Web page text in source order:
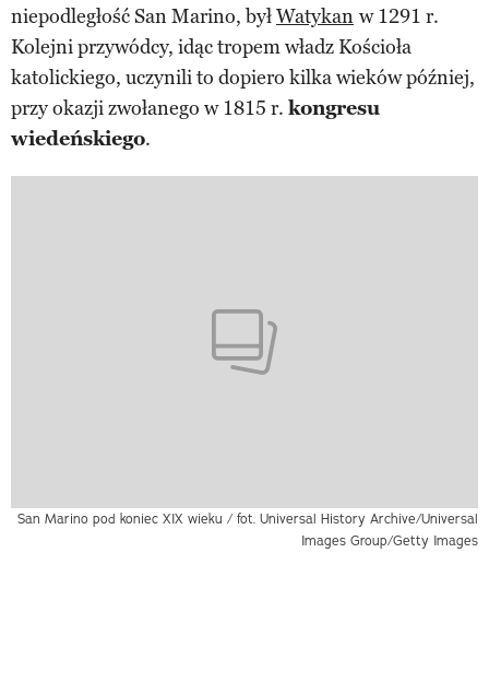
niepodległość San Marino, byłWatykan w 1291 r.
Kolejni przywódcy, idąc tropem władz Kościoła
katolickiego, uczynili to dopiero kilka wieków później,
przy okazji zwołanego w 1815 r. kongresu
wiedeńskiego.
San Marino pod koniec XIX wieku / fot. Universal History Archive/Universal
Images Group/Getty Images